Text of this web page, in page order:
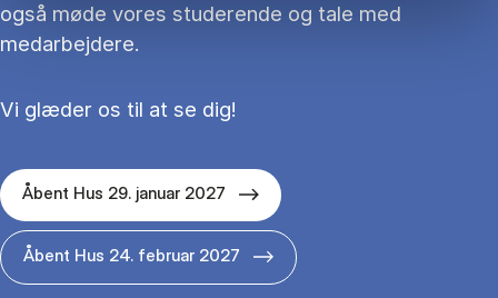
også møde vores studerende og tale med
medarbejdere.
Vi glæder os til at se dig!
Åbent Hus 29. januar 2027
Åbent Hus 24. februar 2027